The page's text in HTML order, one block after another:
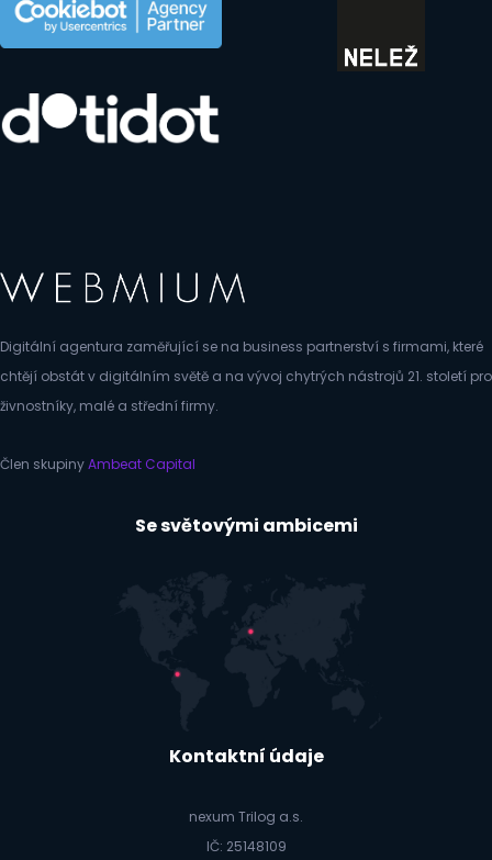
Digitální agentura zaměřující se na business partnerství s firmami, které
chtějí obstát v digitálním světě a na vývoj chytrých nástrojů 21. století pro
živnostníky, malé a střední firmy.
Člen skupinyAmbeat Capital
Se světovými ambicemi
Kontaktní údaje
nexum Trilog a.s.
IČ: 25148109